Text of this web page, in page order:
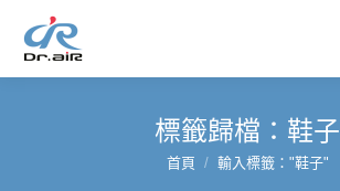
標籤歸檔： 鞋子
您在這裡：
首頁 輸入標籤："鞋子"